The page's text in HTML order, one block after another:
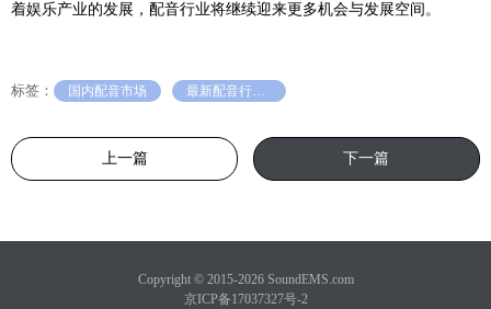
着娱乐产业的发展，配音行业将继续迎来更多机会与发展空间。
标签： 国内配音市场
上一篇 下一篇
Copyright © 2015-2026 SoundEMS.com
京ICP备17037327号-2